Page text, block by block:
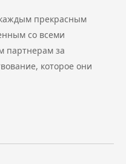
прекрасным
со всеми
партнерам за
которое они